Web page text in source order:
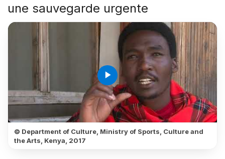
une sauvegarde urgente
play_arrow
© Department of Culture, Ministry of Sports, Culture and
the Arts, Kenya, 2017